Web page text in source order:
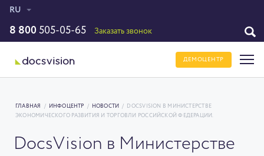
RU
8 800 505-05-65 Заказать звонок
ДЕМОЦЕНТР
ГЛАВНАЯ / ИНФОЦЕНТР / НОВОСТИ /
DOCSVISION В МИНИСТЕРСТВЕ
ЭКОНОМИЧЕСКОГО РАЗВИТИЯ И ТОРГОВЛИ РОССИЙСКОЙ ФЕДЕРАЦИИ.
DocsVision в Министерстве